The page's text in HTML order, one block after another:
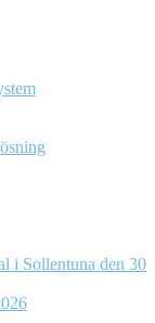
i Sollentuna den 30